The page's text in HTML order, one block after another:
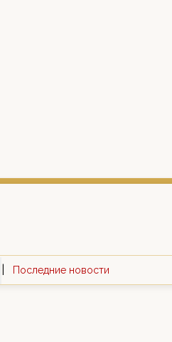
Последние новости